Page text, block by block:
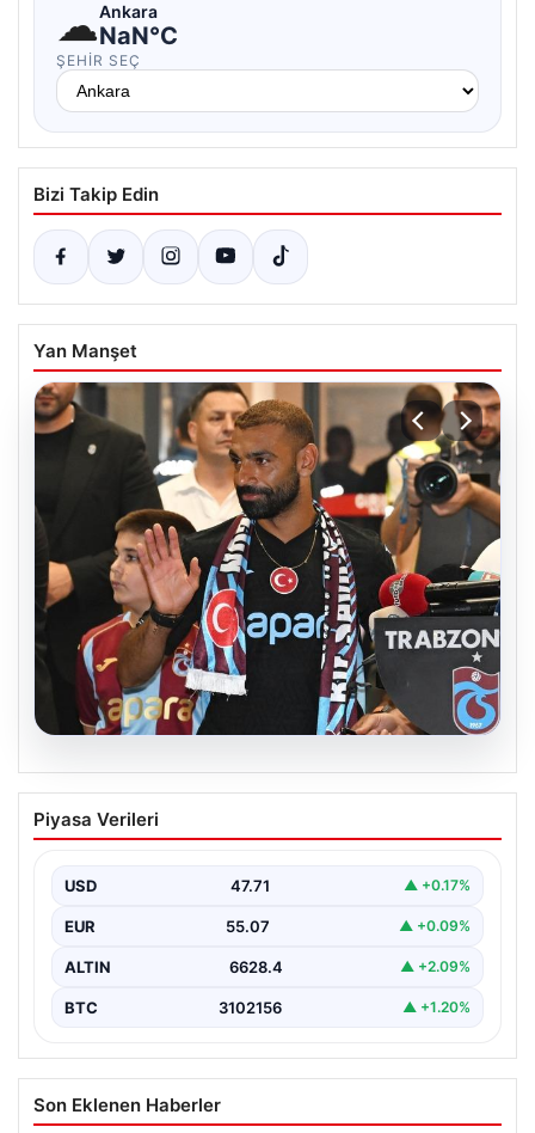
☁Ankara
NaN°C
ŞEHIR SEÇ
Bizi Takip Edin
Yan Manşet
İşte Muhammed Salah’ın ilk sözleri
Piyasa Verileri
USD 47.71 ▲ +0.17%
EUR 55.07 ▲ +0.09%
ALTIN 6628.4 ▲ +2.09%
BTC 3102156 ▲ +1.20%
Son Eklenen Haberler